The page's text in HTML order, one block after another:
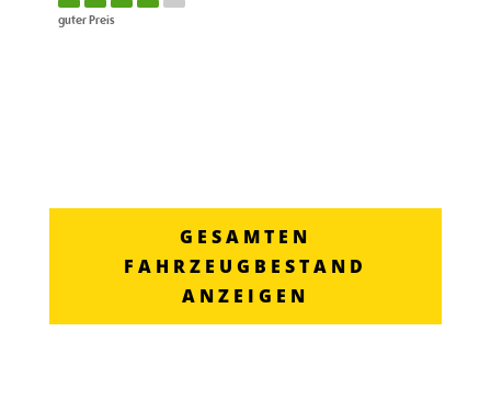
guter Preis
GESAMTEN
FAHRZEUGBESTAND
ANZEIGEN